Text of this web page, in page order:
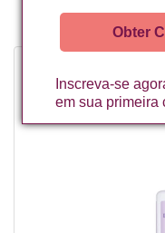
Obter
Inscreva-se
em sua primeira
ONCOHIDRAT* (C)